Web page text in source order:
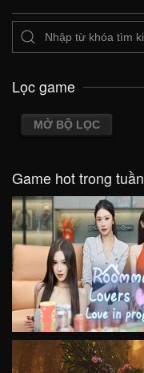
Lọc game
MỞ BỘ LỌC
Game hot trong tuần
VIEW